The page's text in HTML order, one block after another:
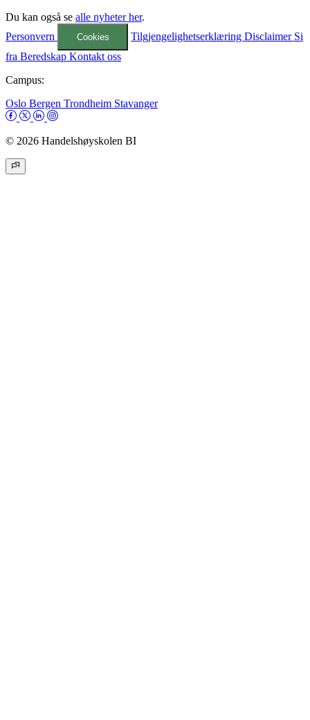
Du kan også se alle nyheter her.
Personvern
Cookies TilgjengelighetserklæringDisclaimer Si
fra Beredskap Kontakt oss
Campus:
Oslo Bergen Trondheim Stavanger
© 2026 Handelshøyskolen BI